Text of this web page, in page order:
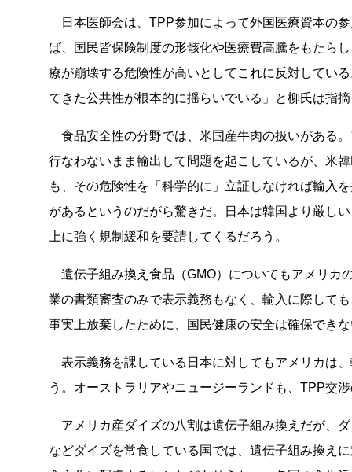
日本医師会は、TPP参加によって外国医療資本の
ば、国民皆保険制度の形骸化や医療費高騰をもたら
療が崩壊する危険性が高いとしてこれに反対してい
てきた公共性が根本的に揺らいでいる」と柳氏は指
食品安全性の分野では、米国産牛肉の扱いがある
行なわないまま輸出して問題を起こしているが、米
も、その危険性を「科学的に」立証しなければ輸入
があるというのだがら驚きだ。日本は韓国より厳し
上に強く規制緩和を要請してくるだろう。
遺伝子組み換え食品（GMO）についてもアメリカ
業の書類審査のみで表示義務もなく、輸入に際して
事実上放棄したために、国民健康の安全は確保でき
表示義務を課している日本に対してもアメリカは
う。オーストラリアやニュージーランドも、TPP交
アメリカ産ダイズの八割は遺伝子組み換えだが、
などダイズを常食している国では、遺伝子組み換え